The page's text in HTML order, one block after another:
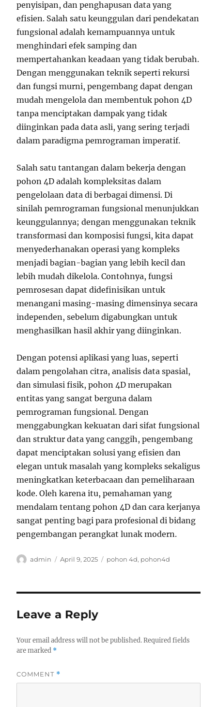
penyisipan, dan penghapusan data yang
efisien. Salah satu keunggulan dari pendekatan
fungsional adalah kemampuannya untuk
menghindari efek samping dan
mempertahankan keadaan yang tidak berubah.
Dengan menggunakan teknik seperti rekursi
dan fungsi murni, pengembang dapat dengan
mudah mengelola dan membentuk pohon 4D
tanpa menciptakan dampak yang tidak
diinginkan pada data asli, yang sering terjadi
dalam paradigma pemrograman imperatif.
Salah satu tantangan dalam bekerja dengan
pohon 4D adalah kompleksitas dalam
pengelolaan data di berbagai dimensi. Di
sinilah pemrograman fungsional menunjukkan
keunggulannya; dengan menggunakan teknik
transformasi dan komposisi fungsi, kita dapat
menyederhanakan operasi yang kompleks
menjadi bagian-bagian yang lebih kecil dan
lebih mudah dikelola. Contohnya, fungsi
pemrosesan dapat didefinisikan untuk
menangani masing-masing dimensinya secara
independen, sebelum digabungkan untuk
menghasilkan hasil akhir yang diinginkan.
Dengan potensi aplikasi yang luas, seperti
dalam pengolahan citra, analisis data spasial,
dan simulasi fisik, pohon 4D merupakan
entitas yang sangat berguna dalam
pemrograman fungsional. Dengan
menggabungkan kekuatan dari sifat fungsional
dan struktur data yang canggih, pengembang
dapat menciptakan solusi yang efisien dan
elegan untuk masalah yang kompleks sekaligus
meningkatkan keterbacaan dan pemeliharaan
kode. Oleh karena itu, pemahaman yang
mendalam tentang pohon 4D dan cara kerjanya
sangat penting bagi para profesional di bidang
pengembangan perangkat lunak modern.
Author
admin
Posted
April 9, 2025 Tags
pohon 4d, pohon4d
Leave a Reply
Your email address will not be published. Required fields
are marked *
COMMENT *